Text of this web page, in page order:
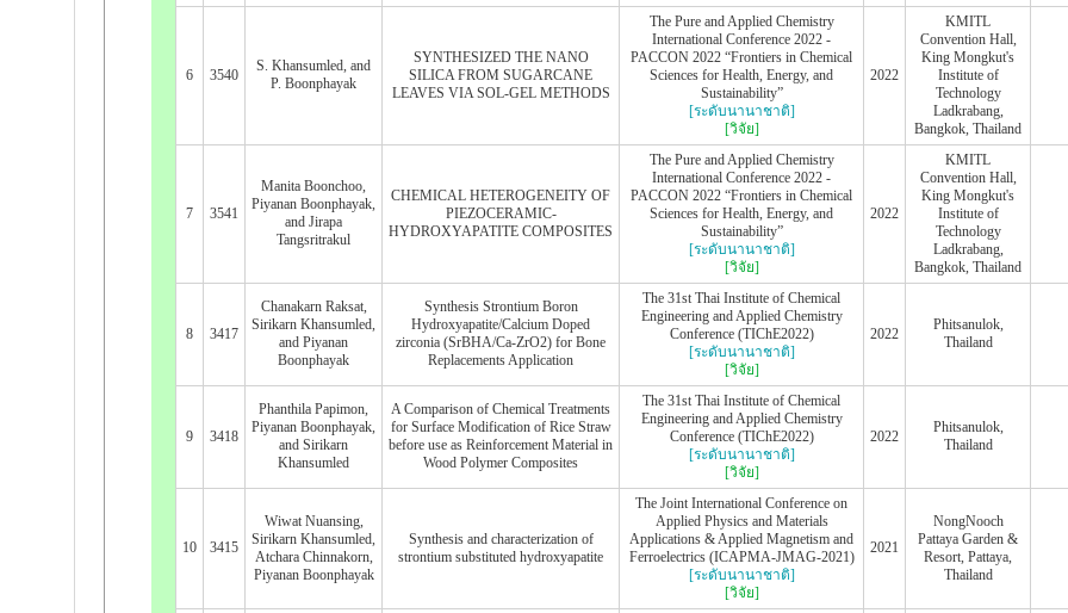
6 3540
S. Khansumled, and
P. Boonphayak
SYNTHESIZED THE NANO
SILICA FROM SUGARCANE
LEAVES VIA SOL-GEL METHODS
The Pure and Applied Chemistry
International Conference 2022 -
PACCON 2022 “Frontiers in Chemical
Sciences for Health, Energy, and
Sustainability”
[ระดับนานาชาติ]
[วิจัย]
2022
KMITL
Convention Hall,
King Mongkut's
Institute of
Technology
Ladkrabang,
Bangkok, Thailand
7 3541
Manita Boonchoo,
Piyanan Boonphayak,
and Jirapa
Tangsritrakul
CHEMICAL HETEROGENEITY OF
PIEZOCERAMIC-
HYDROXYAPATITE COMPOSITES
The Pure and Applied Chemistry
International Conference 2022 -
PACCON 2022 “Frontiers in Chemical
Sciences for Health, Energy, and
Sustainability”
[ระดับนานาชาติ]
[วิจัย]
2022
KMITL
Convention Hall,
King Mongkut's
Institute of
Technology
Ladkrabang,
Bangkok, Thailand
8 3417
Chanakarn Raksat,
Sirikarn Khansumled,
and Piyanan
Boonphayak
Synthesis Strontium Boron
Hydroxyapatite/Calcium Doped
zirconia (SrBHA/Ca-ZrO2) for Bone
Replacements Application
The 31st Thai Institute of Chemical
Engineering and Applied Chemistry
Conference (TIChE2022)
[ระดับนานาชาติ]
[วิจัย]
2022
Phitsanulok,
Thailand
9 3418
Phanthila Papimon,
Piyanan Boonphayak,
and Sirikarn
Khansumled
A Comparison of Chemical Treatments
for Surface Modification of Rice Straw
before use as Reinforcement Material in
Wood Polymer Composites
The 31st Thai Institute of Chemical
Engineering and Applied Chemistry
Conference (TIChE2022)
[ระดับนานาชาติ]
[วิจัย]
2022
Phitsanulok,
Thailand
10 3415
Wiwat Nuansing,
Sirikarn Khansumled,
Atchara Chinnakorn,
Piyanan Boonphayak
Synthesis and characterization of
strontium substituted hydroxyapatite
The Joint International Conference on
Applied Physics and Materials
Applications & Applied Magnetism and
Ferroelectrics (ICAPMA-JMAG-2021)
[ระดับนานาชาติ]
[วิจัย]
2021
NongNooch
Pattaya Garden &
Resort, Pattaya,
Thailand